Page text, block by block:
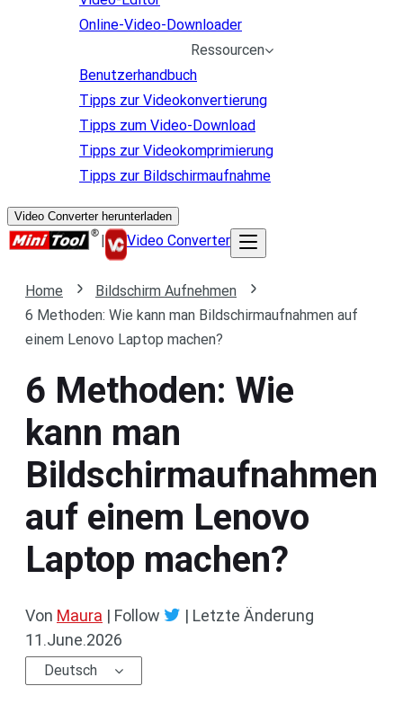
Online-Video-Downloader
Ressourcen
Benutzerhandbuch
Tipps zur Videokonvertierung
Tipps zum Video-Download
Tipps zur Videokomprimierung
Tipps zur Bildschirmaufnahme
Video Converter herunterladen
| Video Converter
Home
Bildschirm Aufnehmen
6 Methoden: Wie kann man Bildschirmaufnahmen auf
einem Lenovo Laptop machen?
6 Methoden: Wie
kann man
Bildschirmaufnahmen
auf einem Lenovo
Laptop machen?
Von Maura | Follow | Letzte Änderung
11.June.2026
Deutsch